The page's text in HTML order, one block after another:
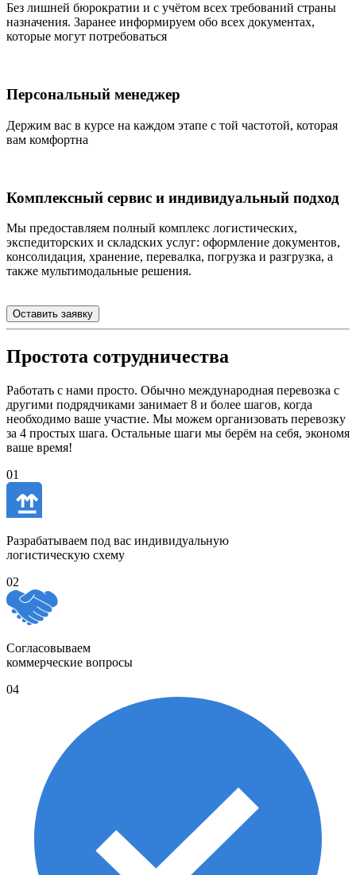
Без лишней бюрократии и с учётом всех требований страны
назначения. Заранее информируем обо всех документах,
которые могут потребоваться
Персональный менеджер
Держим вас в курсе на каждом этапе с той частотой, которая
вам комфортна
Комплексный сервис и индивидуальный подход
Мы предоставляем полный комплекс логистических,
экспедиторских и складских услуг: оформление документов,
консолидация, хранение, перевалка, погрузка и разгрузка, а
также мультимодальные решения.
Оставить заявку
Простота сотрудничества
Работать с нами просто. Обычно международная перевозка с
другими подрядчиками занимает 8 и более шагов, когда
необходимо ваше участие. Мы можем организовать перевозку
за 4 простых шага. Остальные шаги мы берём на себя, экономя
ваше время!
01
Разрабатываем под вас индивидуальную
логистическую схему
02
Согласовываем
коммерческие вопросы
04